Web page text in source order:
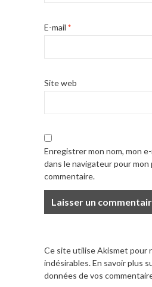
E-mail *
Site web
Enregistrer mon nom, mon
dans le navigateur pour mon
commentaire.
Ce site utilise Akismet pour
indésirables.En savoir plus
données de vos